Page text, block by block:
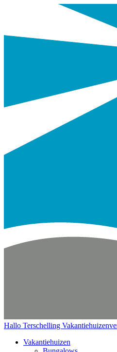
Hallo Terschelling
Vakantiehuizen